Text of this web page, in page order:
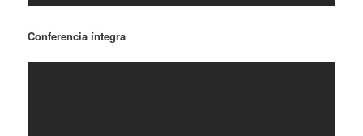
Conferencia íntegra